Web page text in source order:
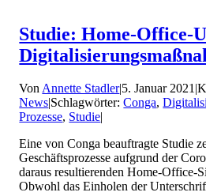
Studie: Home-Office-
VonAnnette Stadler|5. Januar 2021|
News|Schlagwörter:Conga,
Prozesse, Studie|
Eine von Conga beauftragte Studie
Geschäftsprozesse aufgrund der
daraus resultierenden Home-Office-
Obwohl das Einholen der